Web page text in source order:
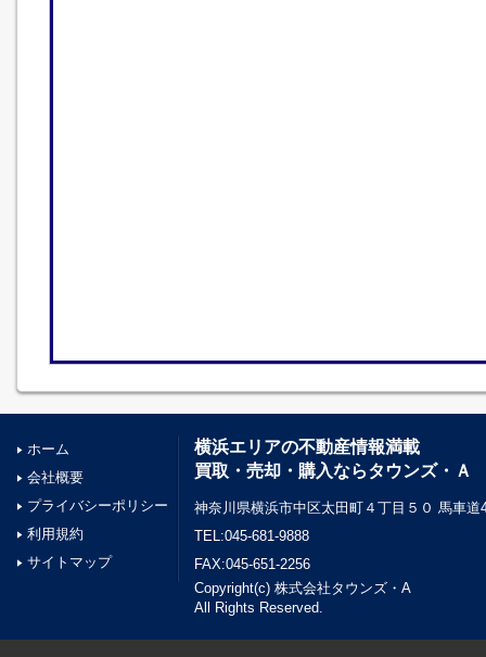
ホーム
会社概要
プライバシーポリシー
利用規約
サイトマップ
横浜エリアの不動産情報満載
買取・売却・購入ならタウンズ・Ａ
神奈川県横浜市中区太田町４丁目５０ 馬車道
TEL:045-681-9888
FAX:045-651-2256
Copyright(c) 株式会社タウンズ・A
All Rights Reserved.